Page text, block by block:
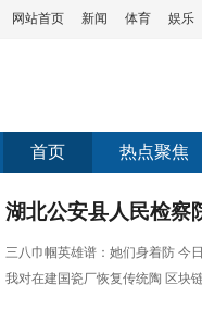
网站首页 新闻 体育 娱乐
首页 热点聚焦
湖北公安县人民检察
是花 区块链有了自己
待“区 第三届中国工
三八巾帼英雄谱：她们身着防 今
我对在建国瓷厂恢复传统陶 区块